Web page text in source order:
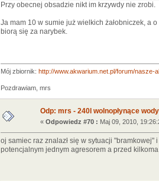
Przy obecnej obsadzie nikt im krzywdy nie zrobi.
Ja mam 10 w sumie już wielkich żałobniczek, a
biorą się za narybek.
Mój zbiornik: http://www.akwarium.net.pl/forum/
Pozdrawiam, mrs
Odp: mrs - 240l wolnopłynące
« Odpowiedz #70 : Maj 09, 2010,
oj samiec raz znalazł się w sytuacji "bramkowej"
potencjalnym jednym agresorem a przed